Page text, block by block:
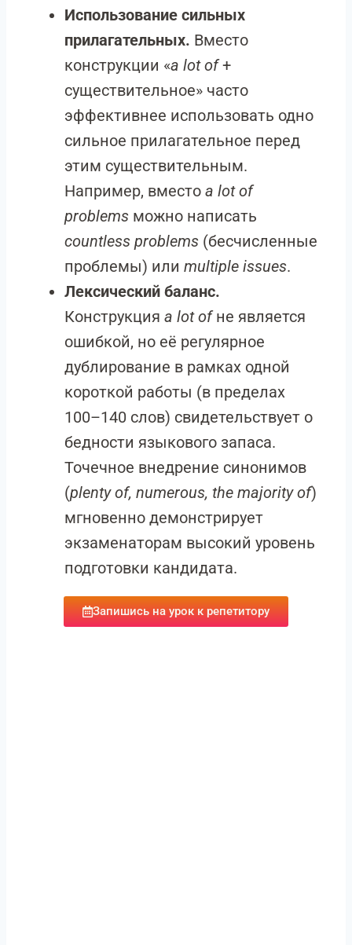
Использование сильных
прилагательных. Вместо
конструкции «a lot of+
существительное» часто
эффективнее использовать одно
сильное прилагательное перед
этим существительным.
Например, вместо a lot of
problems можно написать
countless problems (бесчисленные
проблемы) или multiple issues.
Лексический баланс.
Конструкция a lot ofне является
ошибкой, но её регулярное
дублирование в рамках одной
короткой работы (в пределах
100–140 слов) свидетельствует о
бедности языкового запаса.
Точечное внедрение синонимов
(plenty of, numerous, the majority of)
мгновенно демонстрирует
экзаменаторам высокий уровень
подготовки кандидата.
Запишись на урок к репетитору